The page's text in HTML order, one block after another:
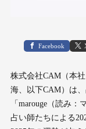
Facebook
株式会社CAM（本
海、以下CAM）は
「marouge（読み：
占い師たちによる